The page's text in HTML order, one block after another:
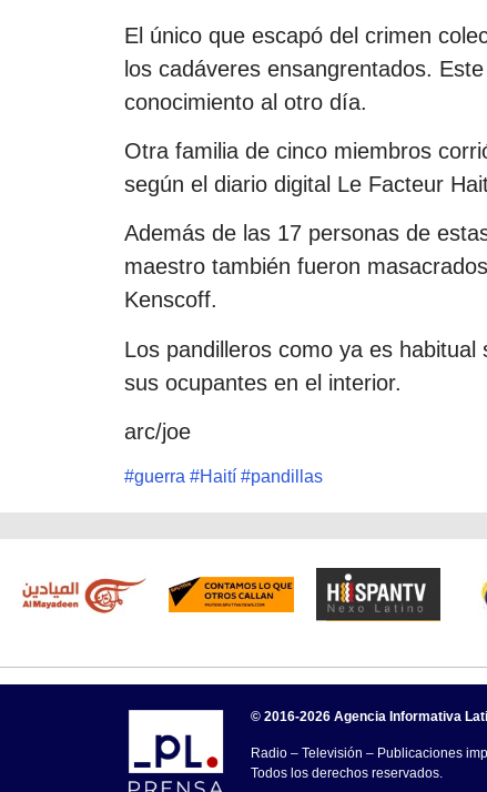
El único que escapó del crimen
los cadáveres ensangrentados.
conocimiento al otro día.
Otra familia de cinco miembros
según el diario digital Le Facteur
Además de las 17 personas de
maestro también fueron
Kenscoff.
Los pandilleros como ya es
sus ocupantes en el interior.
arc/joe
#guerra #Haití #pandillas
© 2016-2026 Agencia Informativa
Radio – Televisión – Publicaciones
Todos los derechos reservados.